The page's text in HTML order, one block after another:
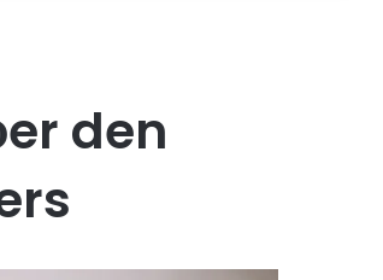
den